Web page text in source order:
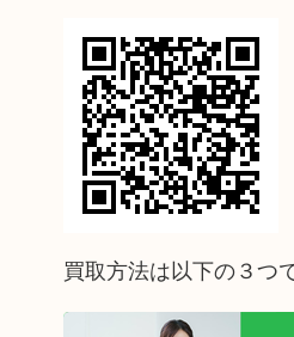
買取方法は以下の３つ